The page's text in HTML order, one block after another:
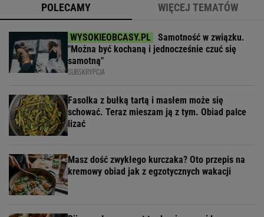
POLECAMY WIĘCEJ TEMATÓW
Samotność w związku.
"Można być kochaną i jednocześnie czuć się
samotną"
SUBSKRYPCJA
Fasolka z bułką tartą i masłem może się
schować. Teraz mieszam ją z tym. Obiad palce
lizać
Masz dość zwykłego kurczaka? Oto przepis na
kremowy obiad jak z egzotycznych wakacji